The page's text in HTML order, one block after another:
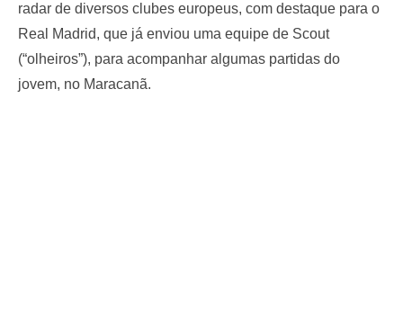
radar de diversos clubes europeus, com destaque para o
Real Madrid, que já enviou uma equipe de Scout
(“olheiros”), para acompanhar algumas partidas do
jovem, no Maracanã.